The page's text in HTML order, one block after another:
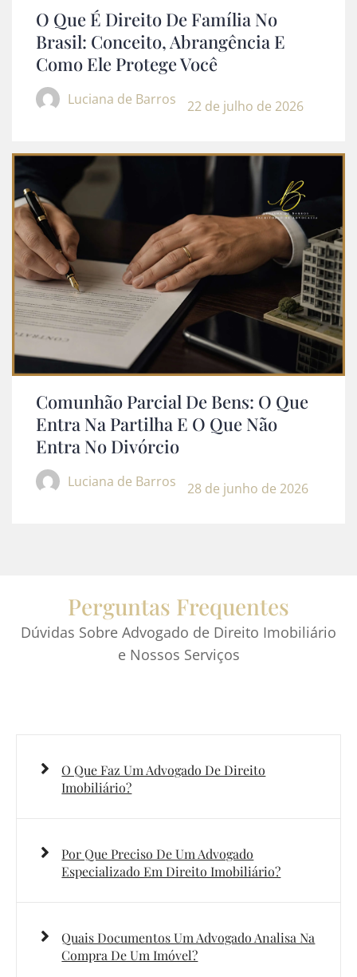
O Que É Direito De Família No
Brasil: Conceito, Abrangência E
Como Ele Protege Você
Luciana de Barros 22 de julho de 2026
Comunhão Parcial De Bens: O Que
Entra Na Partilha E O Que Não
Entra No Divórcio
Luciana de Barros 28 de junho de 2026
Perguntas Frequentes
Dúvidas Sobre Advogado de Direito Imobiliário
e Nossos Serviços
O Que Faz Um Advogado De Direito
Imobiliário?
Por Que Preciso De Um Advogado
Especializado Em Direito Imobiliário?
Quais Documentos Um Advogado Analisa Na
Compra De Um Imóvel?